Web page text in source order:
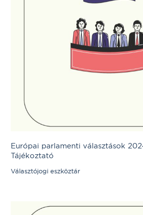
Európai parlamenti választások
Tájékoztató
Választójogi eszköztár